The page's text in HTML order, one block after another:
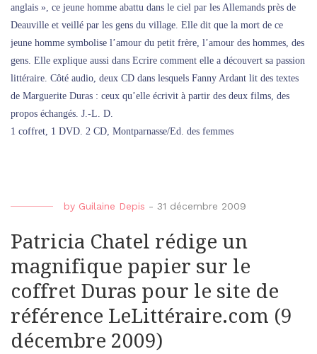
anglais », ce jeune homme abattu dans le ciel par les Allemands près de
Deauville et veillé par les gens du village. Elle dit que la mort de ce
jeune homme symbolise l’amour du petit frère, l’amour des hommes, des
gens. Elle explique aussi dans Ecrire comment elle a découvert sa passion
littéraire. Côté audio, deux CD dans lesquels Fanny Ardant lit des textes
de Marguerite Duras : ceux qu’elle écrivit à partir des deux films, des
propos échangés. J.-L. D.
1 coffret, 1 DVD. 2 CD, Montparnasse/Ed. des femmes
by Guilaine Depis - 31 décembre 2009
Patricia Chatel rédige un
magnifique papier sur le
coffret Duras pour le site de
référence LeLittéraire.com (9
décembre 2009)